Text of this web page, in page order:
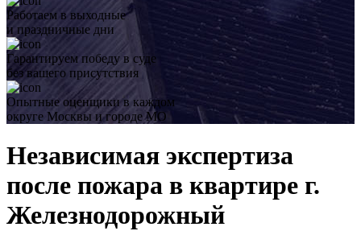
Работаем в выходные
и праздничные дни
Гарантируем победу в суде
без вашего присутствия
Опытные оценщики в каждом
округе Москвы и городе МО
Независимая экспертиза
после пожара в квартире г.
Железнодорожный